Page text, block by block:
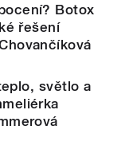
Botox
řešení
světlo a